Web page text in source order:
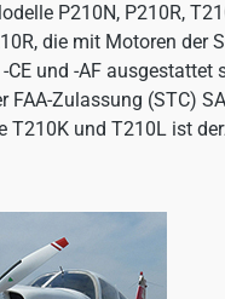
P210N, P210R,
die mit Motoren der
-CE und -AF ausgestattet
FAA-Zulassung (STC)
T210K und T210L ist